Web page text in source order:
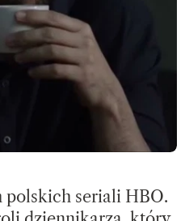
polskich seriali HBO.